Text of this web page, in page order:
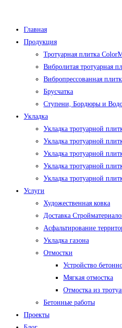
содержимому
Главная
Продукция
Тротуарная плитка
Вибролитая тротуарная
Вибропрессованная
Брусчатка
Ступени, Бордюры и
Укладка
Укладка тротуарной
Укладка тротуарной
Укладка тротуарной
Укладка тротуарной
Укладка тротуарной
Услуги
Художественная ковка
Доставка
Асфальтирование
Укладка газона
Отмостки
Устройство
Мягкая отмостка
Отмостка из
Бетонные работы
Проекты